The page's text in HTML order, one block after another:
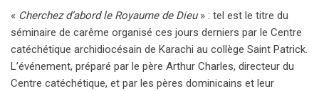
« Cherchez d’abord le Royaume de Dieu» : tel est le titre du
séminaire de carême organisé ces jours derniers par le Centre
catéchétique archidiocésain de Karachi au collège Saint Patrick.
L’événement, préparé par le père Arthur Charles, directeur du
Centre catéchétique, et par les pères dominicains et leur